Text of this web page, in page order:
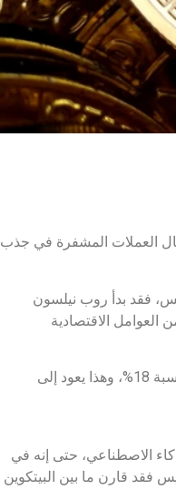
العملات المشفرة في جذب
فقد بدأ روب نيلسون
العوامل الاقتصادية
استطاعت ريبيكا أن تُلقي بالأضواء على التأثيرات الاقتصادية على سوق العملات المشفرة، فبوجه عام انخفضت عملة البيتكوين بنسبة 18%، وهذا يعود إلى
الاصطناعي، حتى إنه في
فقد قارن ما بين البيتكوين